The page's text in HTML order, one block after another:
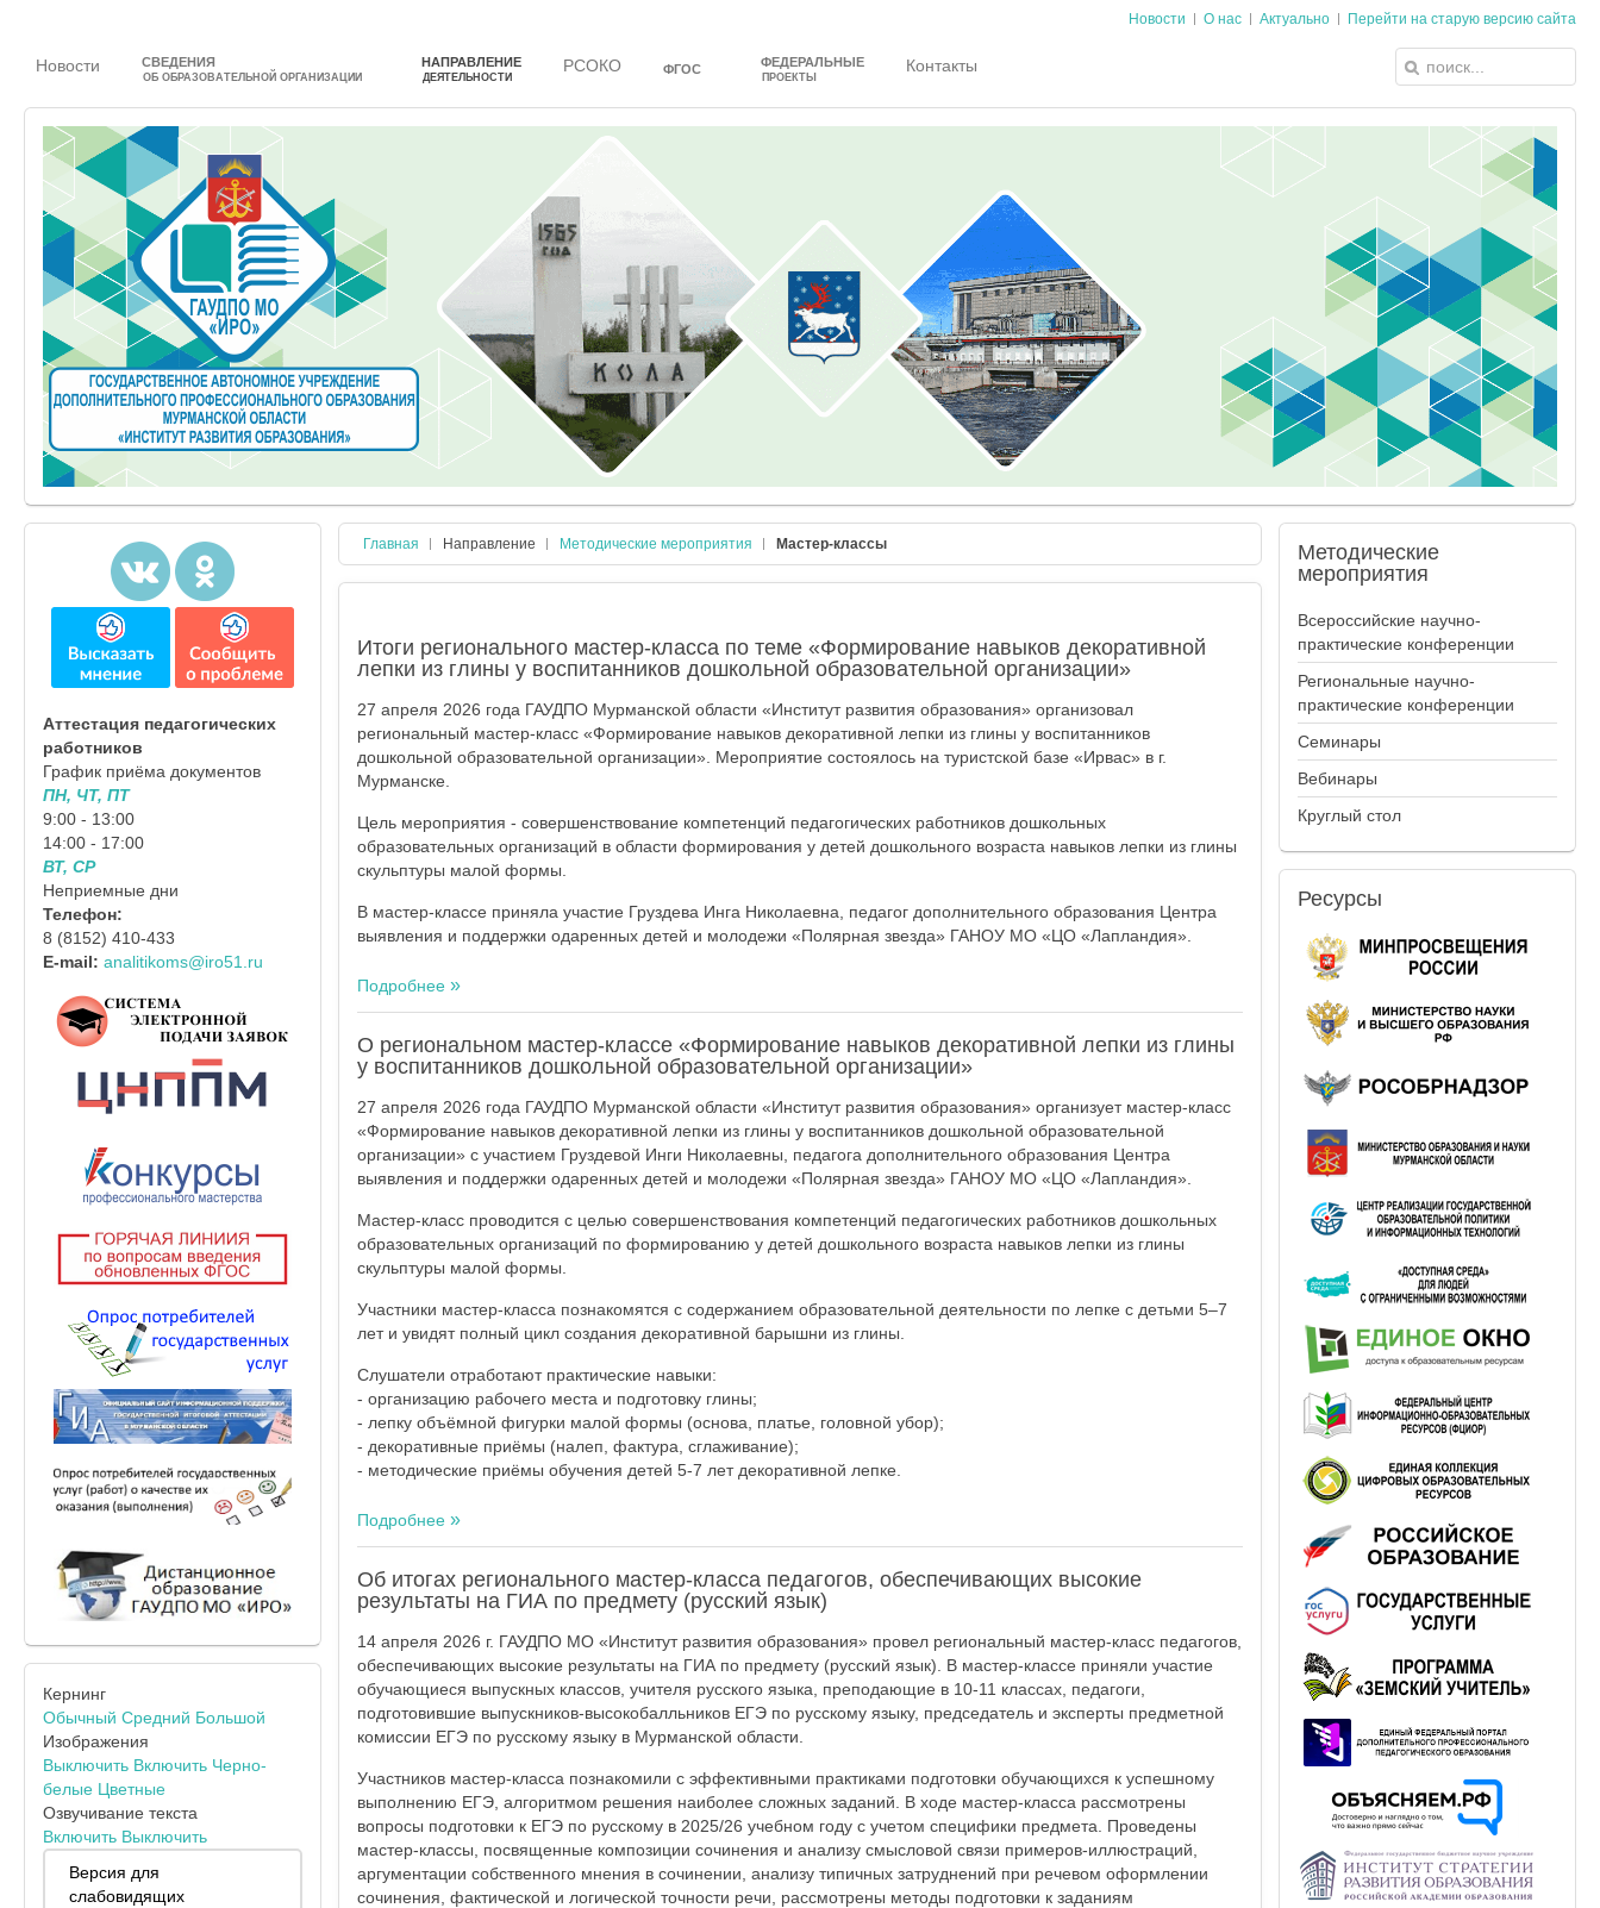
Новости О нас Актуально Перейти на старую версию сайта
Новости СВЕДЕНИЯ
ОБ ОБРАЗОВАТЕЛЬНОЙ ОРГАНИЗАЦИИ
НАПРАВЛЕНИЕ
ДЕЯТЕЛЬНОСТИ
РСОКО ФГОС ФЕДЕРАЛЬНЫЕ
ПРОЕКТЫ
Контакты
Главная Направление Методические мероприятия Мастер-классы
Итоги регионального мастер-класса по теме «Формирование навыков декоративной
лепки из глины у воспитанников дошкольной образовательной организации»
27 апреля 2026 года ГАУДПО Мурманской области «Институт развития образования» организовал
региональный мастер-класс «Формирование навыков декоративной лепки из глины у воспитанников
дошкольной образовательной организации». Мероприятие состоялось на туристской базе «Ирвас» в г.
Мурманске.
Цель мероприятия - совершенствование компетенций педагогических работников дошкольных
образовательных организаций в области формирования у детей дошкольного возраста навыков лепки из глины
скульптуры малой формы.
В мастер-классе приняла участие Груздева Инга Николаевна, педагог дополнительного образования Центра
выявления и поддержки одаренных детей и молодежи «Полярная звезда» ГАНОУ МО «ЦО «Лапландия».
Подробнее
О региональном мастер-классе «Формирование навыков декоративной лепки из глины
у воспитанников дошкольной образовательной организации»
27 апреля 2026 года ГАУДПО Мурманской области «Институт развития образования» организует мастер-класс
«Формирование навыков декоративной лепки из глины у воспитанников дошкольной образовательной
организации» с участием Груздевой Инги Николаевны, педагога дополнительного образования Центра
выявления и поддержки одаренных детей и молодежи «Полярная звезда» ГАНОУ МО «ЦО «Лапландия».
Мастер-класс проводится с целью совершенствования компетенций педагогических работников дошкольных
образовательных организаций по формированию у детей дошкольного возраста навыков лепки из глины
скульптуры малой формы.
Участники мастер-класса познакомятся с содержанием образовательной деятельности по лепке с детьми 5–7
лет и увидят полный цикл создания декоративной барышни из глины.
Слушатели отработают практические навыки:
- организацию рабочего места и подготовку глины;
- лепку объёмной фигурки малой формы (основа, платье, головной убор);
- декоративные приёмы (налеп, фактура, сглаживание);
- методические приёмы обучения детей 5-7 лет декоративной лепке.
Подробнее
Об итогах регионального мастер-класса педагогов, обеспечивающих высокие
результаты на ГИА по предмету (русский язык)
14 апреля 2026 г. ГАУДПО МО «Институт развития образования» провел региональный мастер-класс педагогов,
обеспечивающих высокие результаты на ГИА по предмету (русский язык). В мастер-классе приняли участие
обучающиеся выпускных классов, учителя русского языка, преподающие в 10-11 классах, педагоги,
подготовившие выпускников-высокобалльников ЕГЭ по русскому языку, председатель и эксперты предметной
комиссии ЕГЭ по русскому языку в Мурманской области.
Участников мастер-класса познакомили с эффективными практиками подготовки обучающихся к успешному
выполнению ЕГЭ, алгоритмом решения наиболее сложных заданий. В ходе мастер-класса рассмотрены
вопросы подготовки к ЕГЭ по русскому в 2025/26 учебном году с учетом специфики предмета. Проведены
мастер-классы, посвященные композиции сочинения и анализу смысловой связи примеров-иллюстраций,
аргументации собственного мнения в сочинении, анализу типичных затруднений при речевом оформлении
сочинения, фактической и логической точности речи, рассмотрены методы подготовки к заданиям
Аттестация педагогических
работников
График приёма документов
ПН, ЧТ, ПТ
9:00 - 13:00
14:00 - 17:00
ВТ, СР
Неприемные дни
Телефон:
8 (8152) 410-433
E-mail: analitikoms@iro51.ru
Кернинг
Обычный Средний Большой
Изображения
Выключить Включить Черно-
белые Цветные
Озвучивание текста
Включить Выключить
Версия для
слабовидящих
Методические
мероприятия
Всероссийские научно-
практические конференции
Региональные научно-
практические конференции
Семинары
Вебинары
Круглый стол
Ресурсы